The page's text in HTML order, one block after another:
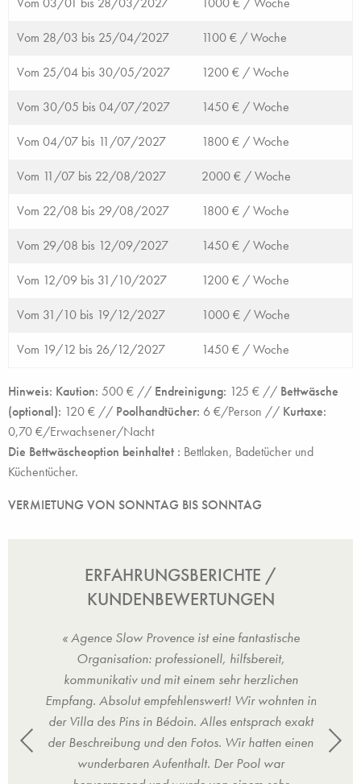
Vom 28/03 bis 25/04/2027 1100 € /Woche
Vom 25/04 bis 30/05/2027 1200 € /Woche
Vom 30/05 bis 04/07/2027 1450 € /Woche
Vom 04/07 bis 11/07/2027 1800 € /Woche
Vom 11/07 bis 22/08/2027 2000 € /Woche
Vom 22/08 bis 29/08/2027 1800 € /Woche
Vom 29/08 bis 12/09/2027 1450 € /Woche
Vom 12/09 bis 31/10/2027 1200 € /Woche
Vom 31/10 bis 19/12/2027 1000 € /Woche
Vom 19/12 bis 26/12/2027 1450 € /Woche
Hinweis: Kaution: 500 € // Endreinigung: 125 € // Bettwäsche
(optional): 120 € // Poolhandtücher: 6 €/Person // Kurtaxe:
0,70 €/Erwachsener/Nacht
Die Bettwäscheoption beinhaltet : Bettlaken, Badetücher und
Küchentücher.
VERMIETUNG VON SONNTAG BIS SONNTAG
ERFAHRUNGSBERICHTE /
KUNDENBEWERTUNGEN
« Agence Slow Provence ist eine fantastische
Organisation: professionell, hilfsbereit,
kommunikativ und mit einem sehr herzlichen
Empfang. Absolut empfehlenswert! Wir wohnten in
der Villa des Pins in Bédoin. Alles entsprach exakt
der Beschreibung und den Fotos. Wir hatten einen
wunderbaren Aufenthalt. Der Pool war
der